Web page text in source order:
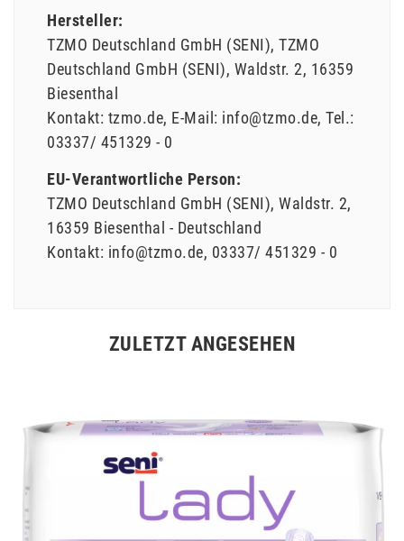
Hersteller:
TZMO Deutschland GmbH (SENI) TZMO
Deutschland GmbH (SENI) Waldstr. 2 16359
Biesenthal
Kontakt: tzmo.de E-Mail: info@tzmo.de Tel.:
03337/ 451329 - 0
EU-Verantwortliche Person:
TZMO Deutschland GmbH (SENI) Waldstr. 2
16359 Biesenthal
Deutschland
Kontakt: info@tzmo.de 03337/ 451329 - 0
ZULETZT ANGESEHEN